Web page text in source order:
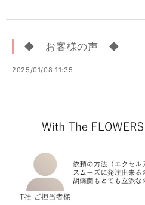
◆ お客様の声 ◆
2025/01/08 11:35